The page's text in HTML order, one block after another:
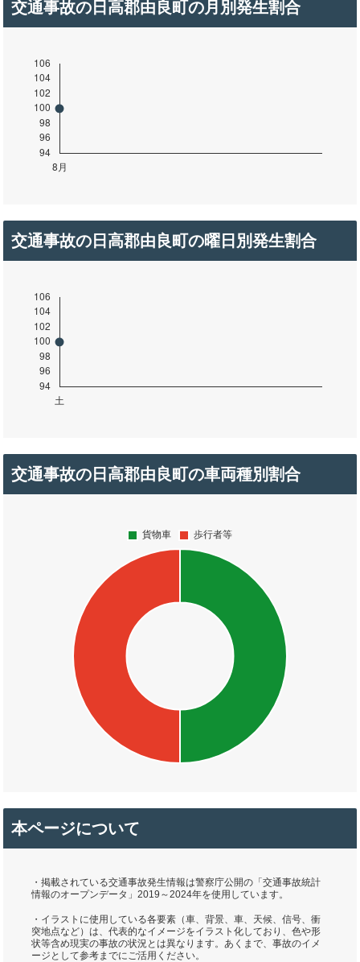
交通事故の日高郡由良町の月別発生割合
交通事故の日高郡由良町の曜日別発生割合
交通事故の日高郡由良町の車両種別割合
本ページについて
・掲載されている交通事故発生情報は警察庁公開の「交通事故統計
情報のオープンデータ」2019～2024年を使用しています。
・イラストに使用している各要素（車、背景、車、天候、信号、衝
突地点など）は、代表的なイメージをイラスト化しており、色や形
状等含め現実の事故の状況とは異なります。あくまで、事故のイメ
ージとして参考までにご活用ください。